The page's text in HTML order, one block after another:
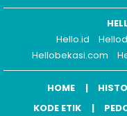
Hello.id
Hellobekasi.com
HOME
KODE ETIK